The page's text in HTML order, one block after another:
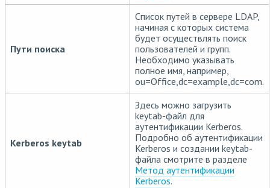
Пути поиска
Список путей в сервере LDAP,
начиная с которых система
будет осуществлять поиск
пользователей и групп.
Необходимо указывать
полное имя, например,
ou=Office,dc=example,dc=com.
Kerberos keytab
Здесь можно загрузить
keytab-файл для
аутентификации Kerberos.
Подробно об аутентификации
Kerberos и создании keytab-
файла смотрите в разделе
Метод аутентификации
Kerberos.